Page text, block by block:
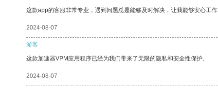
这款app的客服非常专业，遇到问题总是能够及时解决，让我能够安心工
2024-08-07
游客
这款加速器VPM应用程序已经为我们带来了无限的隐私和安全性保护。
2024-08-07